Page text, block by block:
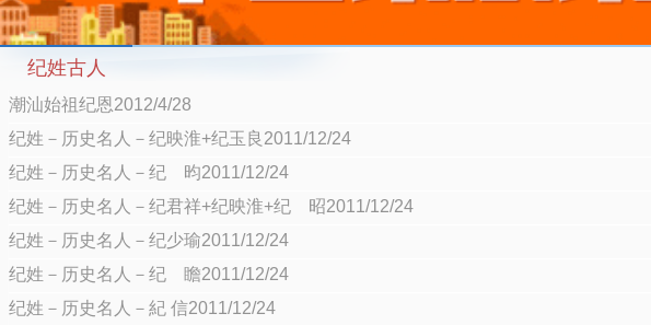
纪姓古人
潮汕始祖纪恩2012/4/28
纪姓－历史名人－纪映淮+纪玉良2011/12/24
纪姓－历史名人－纪 昀2011/12/24
纪姓－历史名人－纪君祥+纪映淮+纪 昭2011/12/24
纪姓－历史名人－纪少瑜2011/12/24
纪姓－历史名人－纪 瞻2011/12/24
纪姓－历史名人－紀 信2011/12/24